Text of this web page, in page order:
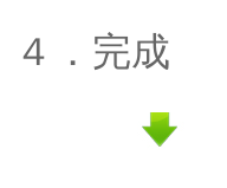
４．完成